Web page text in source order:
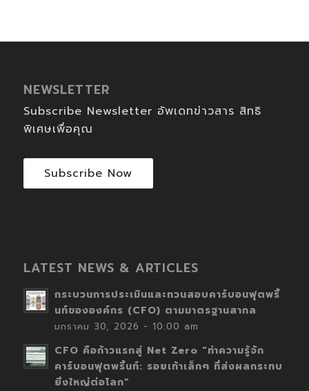
NEWSLETTER
Subscribe Newsletter อัพเดทข่าวสาร สิทธิ
พิเศษเพื่อคุณ
Subscribe Now
LATEST NEWS & ARTICLES
กระบวนการประเมินและทวนสอบคาร์บอนฟุตพริ้
นท์ขององค์กร (CFO) ตามมาตรฐานสากล
มกราคม 30, 2026 - 10:00 am
CFO คือก้าวแรกสู่ Net Zero “ทำความรู้จัก
คาร์บอนฟุตพริ้นท์: รอยเท้าเล็กๆ ที่ส่งผลกระทบ
ยิ่งใหญ่ต่อโลก”